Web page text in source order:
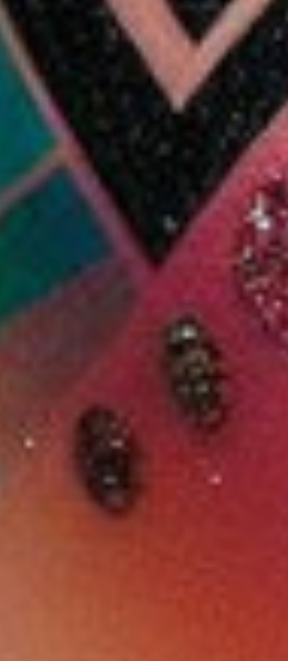
مكواة فرد الشعر B&D-
اشتر الآن
مكواة فرد الشعر
750 فهرنهايت + مكواة
اشتر الآن